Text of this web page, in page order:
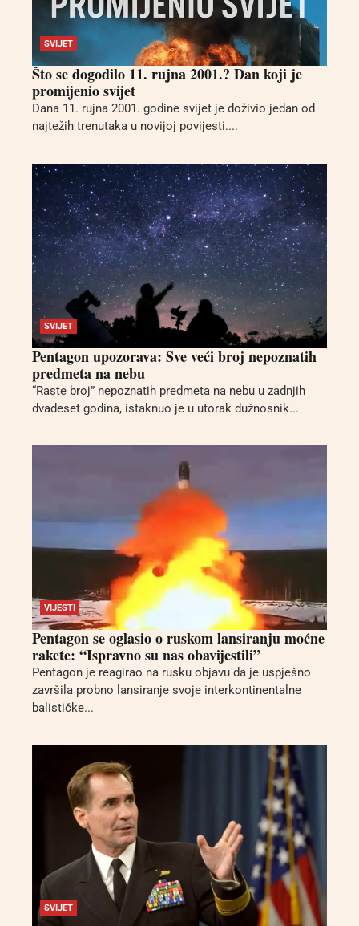
SVIJET
Što se dogodilo 11. rujna 2001.? Dan koji je
promijenio svijet
Dana 11. rujna 2001. godine svijet je doživio jedan od
najtežih trenutaka u novijoj povijesti....
SVIJET
Pentagon upozorava: Sve veći broj nepoznatih
predmeta na nebu
“Raste broj” nepoznatih predmeta na nebu u zadnjih
dvadeset godina, istaknuo je u utorak dužnosnik...
VIJESTI
Pentagon se oglasio o ruskom lansiranju moćne
rakete: “Ispravno su nas obavijestili”
Pentagon je reagirao na rusku objavu da je uspješno
završila probno lansiranje svoje interkontinentalne
balističke...
SVIJET